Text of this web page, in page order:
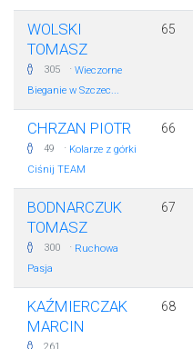
WOLSKI
TOMASZ
305 · Wieczorne
Bieganie w Szczec...
65
CHRZAN PIOTR
49 · Kolarze z górki
Ciśnij TEAM
66
BODNARCZUK
TOMASZ
300 · Ruchowa
Pasja
67
KAŹMIERCZAK
MARCIN
68